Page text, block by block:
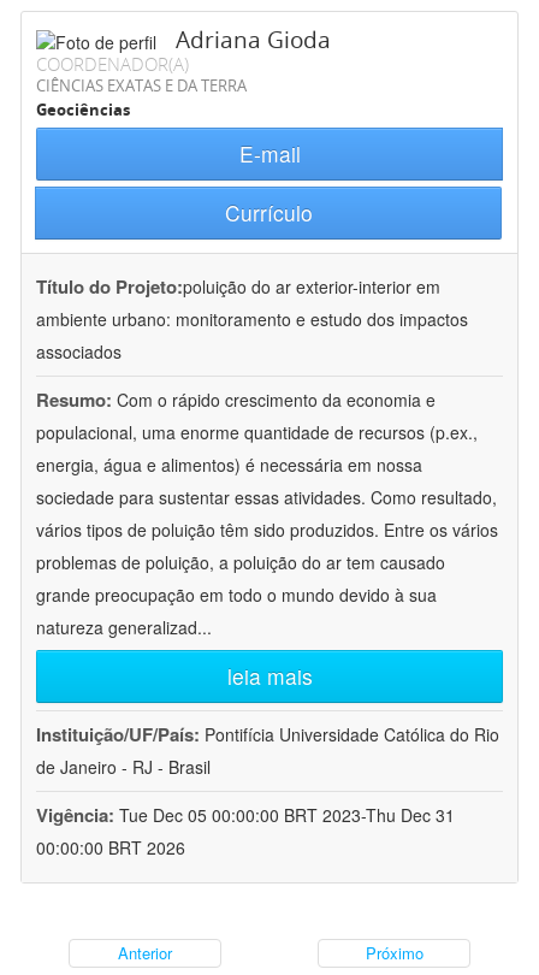
Adriana Gioda
COORDENADOR(A)
CIÊNCIAS EXATAS E DA TERRA
Geociências
E-mail
Currículo
Título do Projeto:poluição do ar exterior-interior em
ambiente urbano: monitoramento e estudo dos impactos
associados
Resumo: Com o rápido crescimento da economia e
populacional, uma enorme quantidade de recursos (p.ex.,
energia, água e alimentos) é necessária em nossa
sociedade para sustentar essas atividades. Como resultado,
vários tipos de poluição têm sido produzidos. Entre os vários
problemas de poluição, a poluição do ar tem causado
grande preocupação em todo o mundo devido à sua
natureza generalizad...
leia mais
Instituição/UF/País: Pontifícia Universidade Católica do Rio
de Janeiro - RJ - Brasil
Vigência: Tue Dec 05 00:00:00 BRT 2023-Thu Dec 31
00:00:00 BRT 2026
Anterior Próximo